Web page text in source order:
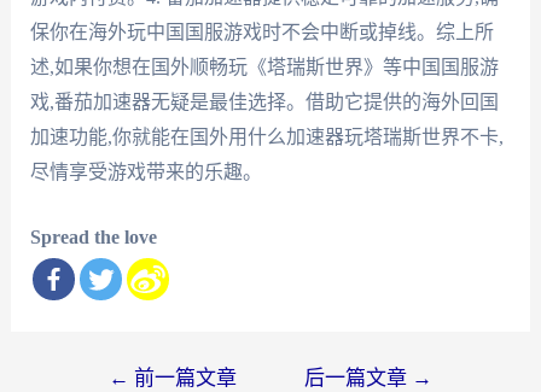
保你在海外玩中国国服游戏时不会中断或掉线。综上所
述,如果你想在国外顺畅玩《塔瑞斯世界》等中国国服游
戏,番茄加速器无疑是最佳选择。借助它提供的海外回国
加速功能,你就能在国外用什么加速器玩塔瑞斯世界不卡,
尽情享受游戏带来的乐趣。
Spread the love
← 前一篇文章 后一篇文章 →